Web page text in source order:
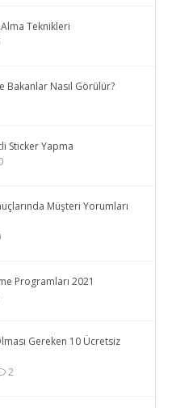
Teknikleri
Bakanlar Nasıl Görülür?
Sticker Yapma
Müşteri Yorumları
Programları 2021
Gereken 10 Ücretsiz
2